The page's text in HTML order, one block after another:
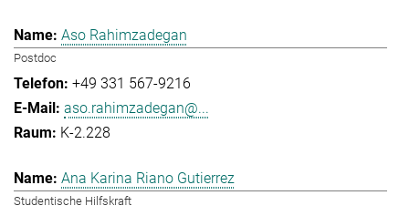
Aso Rahimzadegan
Postdoc
+49 331 567-9216
aso.rahimzadegan@...
K-2.228
Ana Karina Riano Gutierrez
Studentische Hilfskraft